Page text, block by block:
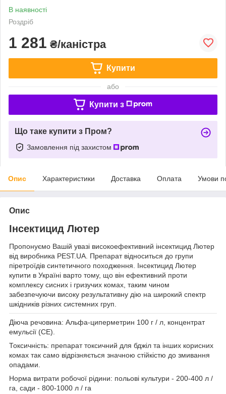
В наявності
Роздріб
1 281 ₴/каністра
Купити
або
Купити з
Що таке купити з Пром?
Замовлення під захистом
Опис Характеристики Доставка Оплата Умови
Опис
Інсектицид Лютер
Пропонуємо Вашій увазі високоефективний інсектицид Лютер
від виробника PEST.UA. Препарат відноситься до групи
піретроїдів синтетичного походження. Інсектицид Лютер
купити в Україні варто тому, що він ефективний проти
комплексу сисних і гризучих комах, таким чином
забезпечуючи високу результативну дію на широкий спектр
шкідників різних системних груп.
Діюча речовина: Альфа-циперметрин 100 г / л, концентрат
емульсії (СЕ).
Токсичність: препарат токсичний для бджіл та інших корисних
комах так само відрізняється значною стійкістю до змивання
опадами.
Норма витрати робочої рідини: польові культури - 200-400 л /
га, сади - 800-1000 л / га